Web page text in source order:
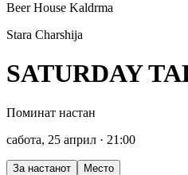
Beer House Kaldrma
Stara Charshija
SATURDAY
Поминат настан
сабота, 25 април · 21:00
За настанот Место